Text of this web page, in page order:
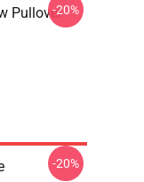
Pullover-20%
-20%